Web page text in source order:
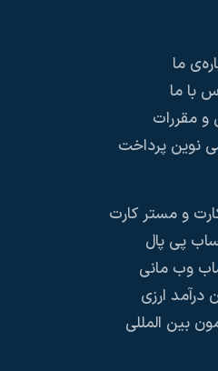
ما
با ما
و مقررات
نوین پرداخت
و مستر کارت
پی پال
وب مانی
درآمد ارزی
بین المللی